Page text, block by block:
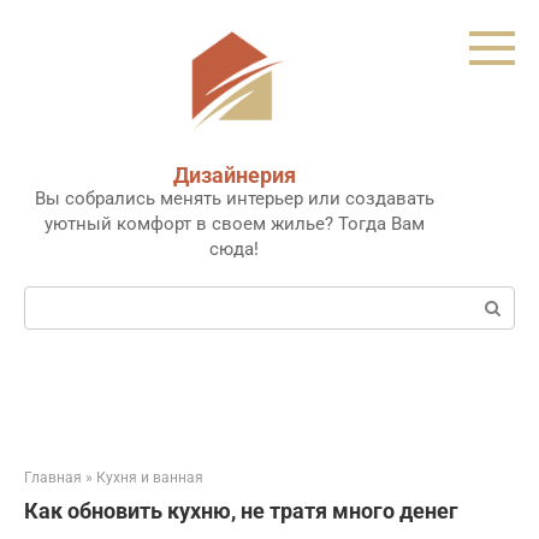
Дизайнерия
Вы собрались менять интерьер или создавать
уютный комфорт в своем жилье? Тогда Вам
сюда!
Поиск:
Главная » Кухня и ванная
Как обновить кухню, не тратя много денег